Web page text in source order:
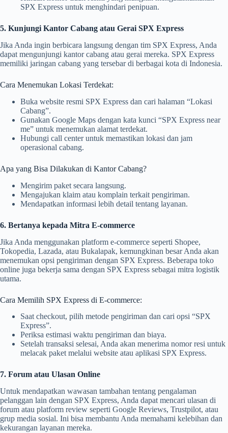
SPX Express untuk menghindari penipuan.
5. Kunjungi Kantor Cabang atau Gerai SPX Express
Jika Anda ingin berbicara langsung dengan tim SPX Express, Anda
dapat mengunjungi kantor cabang atau gerai mereka. SPX Express
memiliki jaringan cabang yang tersebar di berbagai kota di Indonesia.
Cara Menemukan Lokasi Terdekat:
Buka website resmi SPX Express dan cari halaman “Lokasi
Cabang”.
Gunakan Google Maps dengan kata kunci “SPX Express near
me” untuk menemukan alamat terdekat.
Hubungi call center untuk memastikan lokasi dan jam
operasional cabang.
Apa yang Bisa Dilakukan di Kantor Cabang?
Mengirim paket secara langsung.
Mengajukan klaim atau komplain terkait pengiriman.
Mendapatkan informasi lebih detail tentang layanan.
6. Bertanya kepada Mitra E-commerce
Jika Anda menggunakan platform e-commerce seperti Shopee,
Tokopedia, Lazada, atau Bukalapak, kemungkinan besar Anda akan
menemukan opsi pengiriman dengan SPX Express. Beberapa toko
online juga bekerja sama dengan SPX Express sebagai mitra logistik
utama.
Cara Memilih SPX Express di E-commerce:
Saat checkout, pilih metode pengiriman dan cari opsi “SPX
Express”.
Periksa estimasi waktu pengiriman dan biaya.
Setelah transaksi selesai, Anda akan menerima nomor resi untuk
melacak paket melalui website atau aplikasi SPX Express.
7. Forum atau Ulasan Online
Untuk mendapatkan wawasan tambahan tentang pengalaman
pelanggan lain dengan SPX Express, Anda dapat mencari ulasan di
forum atau platform review seperti Google Reviews, Trustpilot, atau
grup media sosial. Ini bisa membantu Anda memahami kelebihan dan
kekurangan layanan mereka.